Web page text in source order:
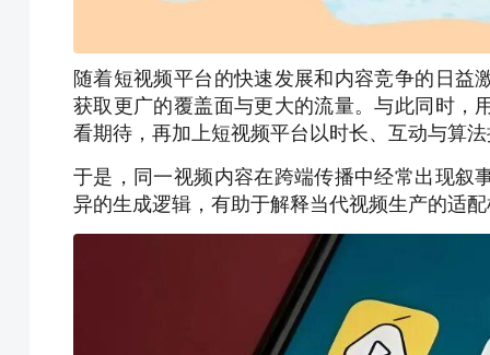
随着短视频平台的快速发展和内容竞争的日益
获取更广的覆盖面与更大的流量。与此同时，
看期待，再加上短视频平台以时长、互动与算
于是， 同一视频内容在跨端传播中经常出现叙
异的生成逻辑，有助于解释当代视频生产的适